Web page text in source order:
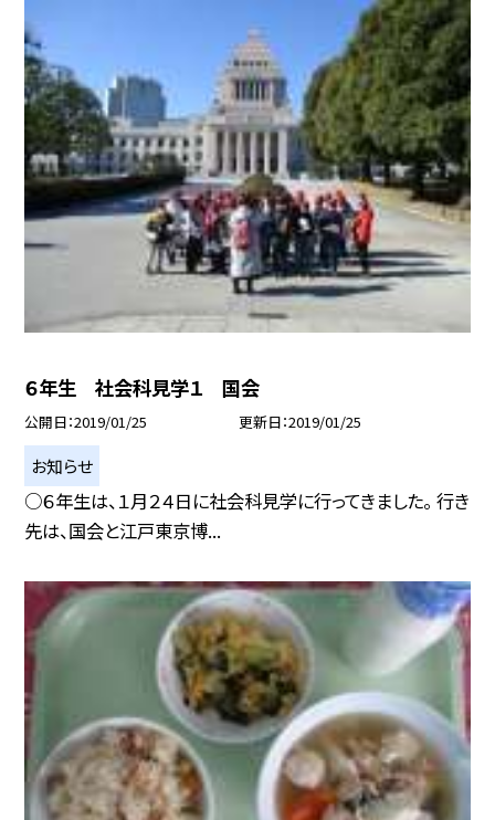
６年生 社会科見学１ 国会
公開日 2019/01/25 更新日 2019/01/25
お知らせ
○６年生は、１月２４日に社会科見学に行ってきました。 行き
先は、国会と江戸東京博...